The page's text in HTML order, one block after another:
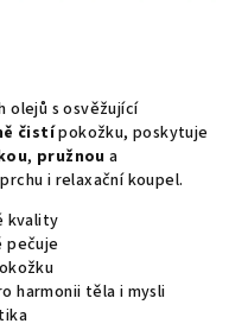
olejů s osvěžující
čistípokožku, poskytuje
, pružnou a
i relaxační koupel.
kvality
pečuje
harmonii těla i mysli